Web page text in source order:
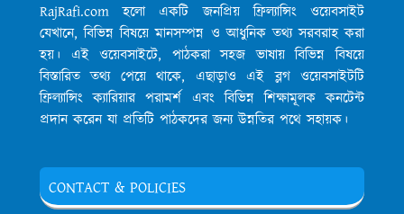
RajRafi.com হলো একটি জনপ্রিয় ফ্রিল্যান্সিং ওয়েবসাইট
যেখানে, বিভিন্ন বিষয়ে মানসম্পন্ন ও আধুনিক তথ্য সরবরাহ করা
হয়। এই ওয়েবসাইটে, পাঠকরা সহজ ভাষায় বিভিন্ন বিষয়ে
বিস্তারিত তথ্য পেয়ে থাকে, এছাড়াও এই ব্লগ ওয়েবসাইটটি
ফ্রিল্যান্সিং ক্যারিয়ার পরামর্শ এবং বিভিন্ন শিক্ষামূলক কনটেন্ট
প্রদান করেন যা প্রতিটি পাঠকদের জন্য উন্নতির পথে সহায়ক।
CONTACT & POLICIES